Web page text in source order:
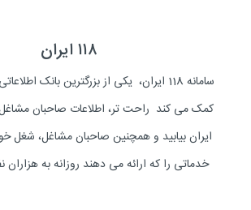
۱۱۸ ایران
سامانه 118 ایران، یکی از بزرگترین بانک
کمک می کند راحت تر، اطلاعات صاحبان مشاغل
ایران بیابید و همچنین صاحبان مشاغل، شغل
خدماتی را که ارائه می دهند روزانه به